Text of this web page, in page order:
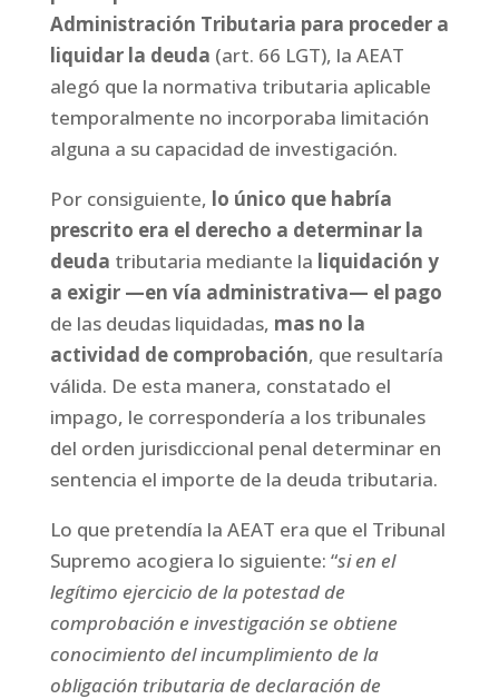
Administración Tributaria para proceder a
liquidar la deuda (art. 66 LGT), la AEAT
alegó que la normativa tributaria aplicable
temporalmente no incorporaba limitación
alguna a su capacidad de investigación.
Por consiguiente, lo único que habría
prescrito era el derecho a determinar la
deuda tributaria mediante la liquidación y
a exigir —en vía administrativa— el pago
de las deudas liquidadas, mas no la
actividad de comprobación, que resultaría
válida. De esta manera, constatado el
impago, le correspondería a los tribunales
del orden jurisdiccional penal determinar en
sentencia el importe de la deuda tributaria.
Lo que pretendía la AEAT era que el Tribunal
Supremo acogiera lo siguiente: “si en el
legítimo ejercicio de la potestad de
comprobación e investigación se obtiene
conocimiento del incumplimiento de la
obligación tributaria de declaración de